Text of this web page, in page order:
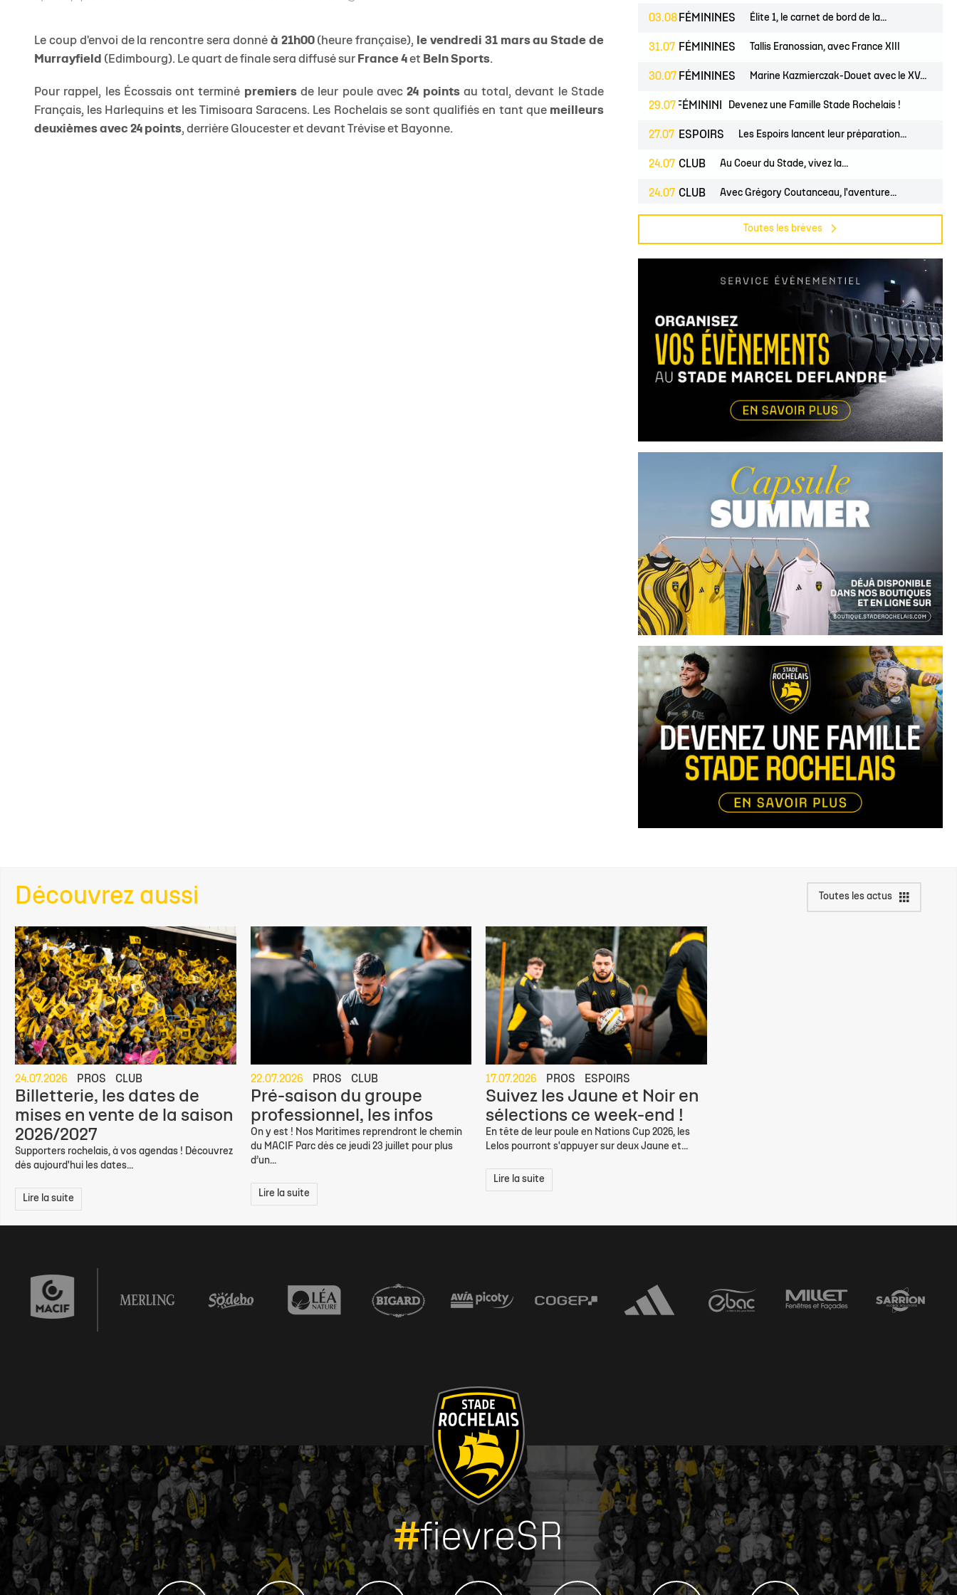
Le coup d'envoi de la rencontre sera donné à 21h00(heure française),
le vendredi 31 mars au Stade de
Murrayfield (Edimbourg). Le quart de finale sera diffusé sur France 4 et BeIn Sports.
Pour rappel, les Écossais ont terminé premiersde leur poule avec24 pointsau total, devant le Stade
Français, les Harlequins et les Timisoara Saracens. Les Rochelais se sont qualifiés en tant quemeilleurs
deuxièmes avec 24 points, derrière Gloucester et devant Trévise et Bayonne.
03.08 FÉMININES Élite 1, le carnet de bord de la...
31.07 FÉMININES Tallis Eranossian, avec France XIII
30.07 FÉMININES Marine Kazmierczak-Douet avec le XV...
29.07
JEUNES FÉMININES CLUBDevenez une Famille Stade Rochelais !
27.07 ESPOIRS Les Espoirs lancent leur préparation...
24.07 CLUB Au Coeur du Stade, vivez la...
24.07 CLUB Avec Grégory Coutanceau, l'aventure...
Billetterie, les dates de mises en...
Toutes les brèves
Découvrez aussi Toutes les actus
24.07.2026 PROS CLUB
Billetterie, les dates de
mises en vente de la saison
2026/2027
Supporters rochelais, à vos agendas ! Découvrez
dès aujourd'hui les dates...
Lire la suite
22.07.2026 PROS CLUB
Pré-saison du groupe
professionnel, les infos
On y est ! Nos Maritimes reprendront le chemin
du MACIF Parc dès ce jeudi 23 juillet pour plus
d’un...
Lire la suite
17.07.2026 PROS ESPOIRS
Suivez les Jaune et Noir en
sélections ce week-end !
En tête de leur poule en Nations Cup 2026, les
Lelos pourront s'appuyer sur deux Jaune et...
Lire la suite
#fievreSR